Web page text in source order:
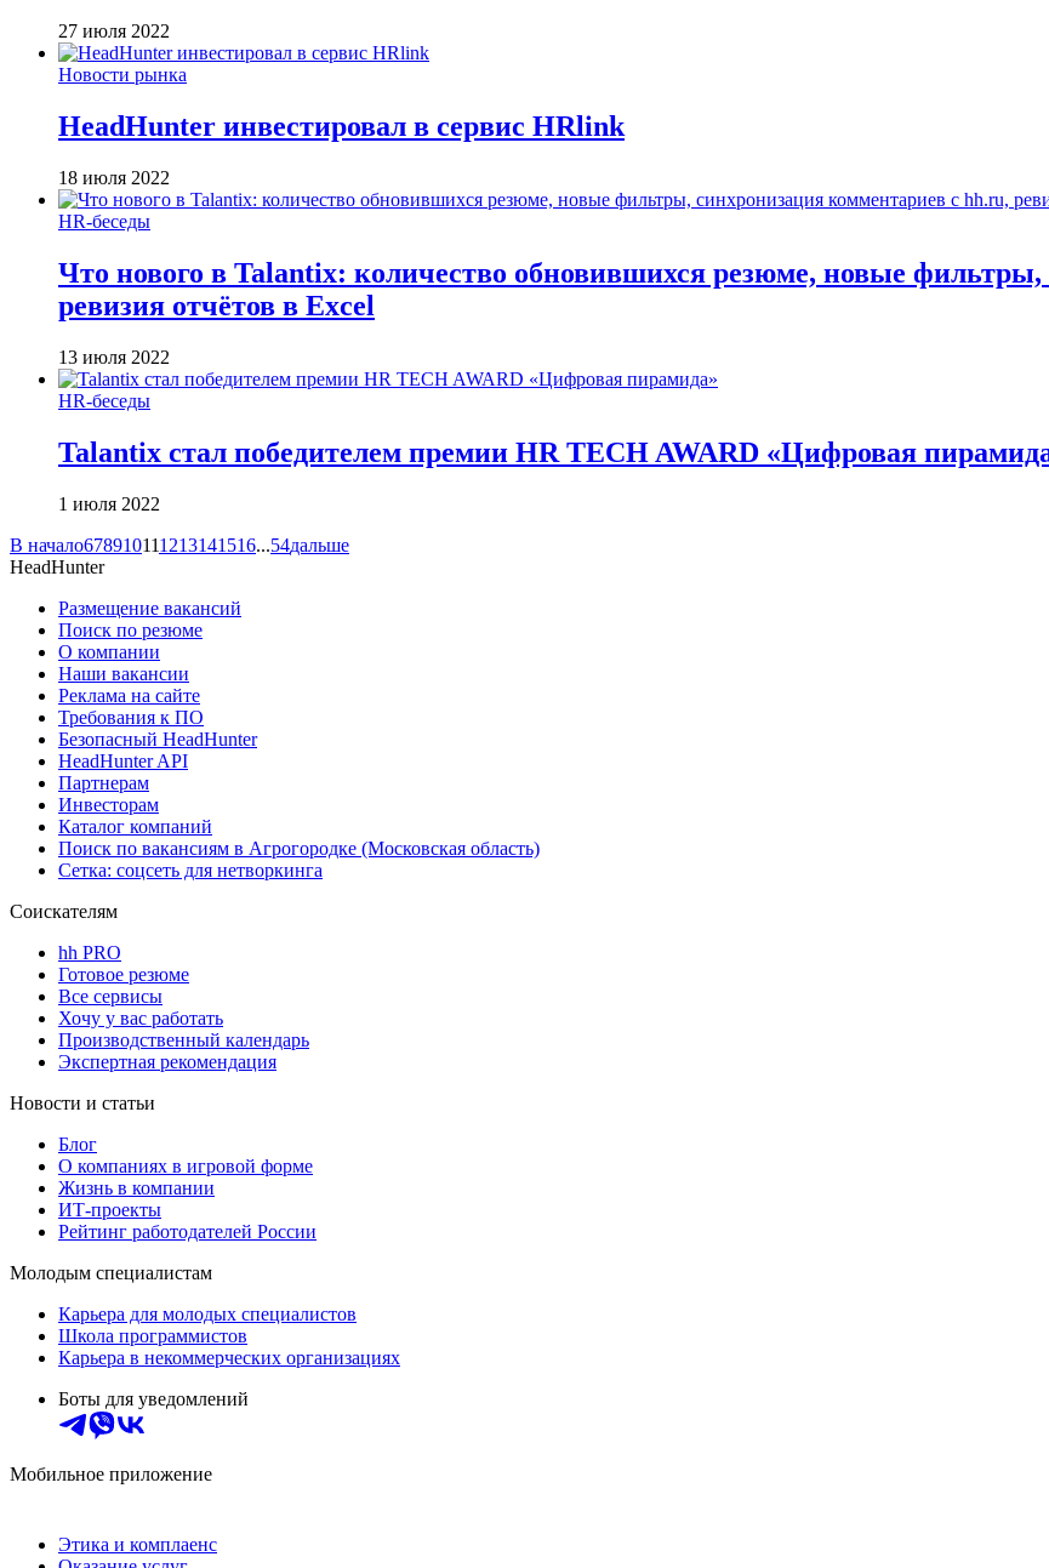
27 июля 2022
Новости рынка
HeadHunter инвестировал в сервис HRlink
18 июля 2022
HR-беседы
Что нового в Talantix: количество обновившихся резюме, новые
ревизия отчётов в Excel
13 июля 2022
HR-беседы
Talantix cтал победителем премии HR TECH AWARD «Цифровая
1 июля 2022
В начало678910111213141516...54дальше
HeadHunter
Размещение вакансий
Поиск по резюме
О компании
Наши вакансии
Реклама на сайте
Требования к ПО
Безопасный HeadHunter
HeadHunter API
Партнерам
Инвесторам
Каталог компаний
Поиск по вакансиям в Агрогородке (Московская область)
Сетка: соцсеть для нетворкинга
Соискателям
hh PRO
Готовое резюме
Все сервисы
Хочу у вас работать
Производственный календарь
Экспертная рекомендация
Новости и статьи
Блог
О компаниях в игровой форме
Жизнь в компании
ИТ-проекты
Рейтинг работодателей России
Молодым специалистам
Карьера для молодых специалистов
Школа программистов
Карьера в некоммерческих организациях
Боты для уведомлений
Мобильное приложение
Этика и комплаенс